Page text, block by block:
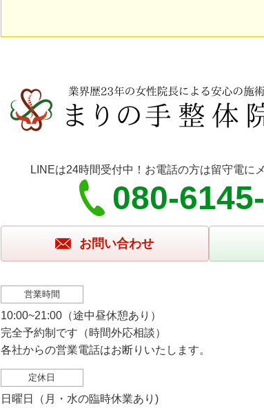
LINEは24時間受付中！お電話の方は留守電に
080-
お問い合わせ
営業時間
10:00~21:00（途中昼休憩あり）
完全予約制です（時間外応相談）
各社からの営業電話はお断りいたします。
定休日
日曜日（月・水の臨時休業あり)